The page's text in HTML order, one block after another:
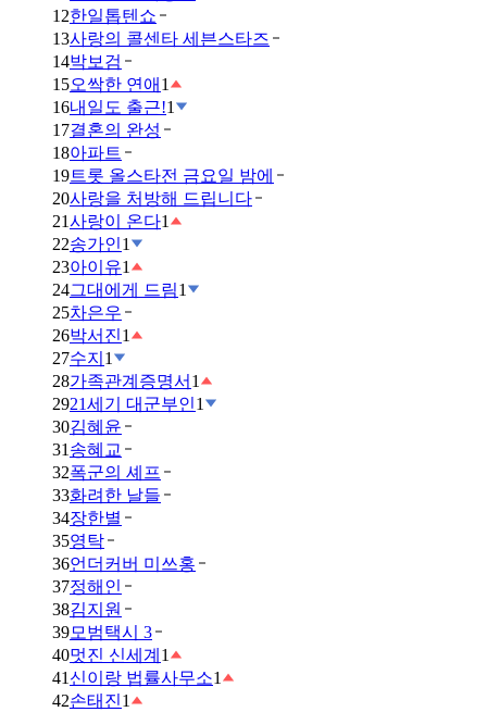
12한일톱텐쇼
13사랑의 콜센타 세븐스타즈
14박보검
15오싹한 연애 1
16내일도 출근!1
17결혼의 완성
18아파트
19트롯 올스타전 금요일 밤에
20사랑을 처방해 드립니다
21사랑이 온다1
22송가인1
23아이유1
24그대에게 드림1
25차은우
26박서진1
27수지 1
28가족관계증명서 1
2921세기 대군부인1
30김혜윤
31 송혜교
32폭군의 셰프
33화려한 날들
34장한별
35영탁
36언더커버 미쓰홍
37정해인
38김지원
39모범택시 3
40멋진 신세계 1
41 신이랑 법률사무소1
42손태진1